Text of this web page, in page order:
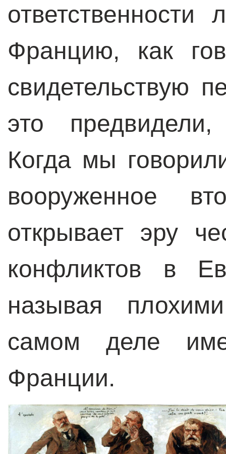
Францию, как
свидетельствую
это
Когда мы
вооруженное
открывает эру
конфликтов в
называя
самом деле
Франции.